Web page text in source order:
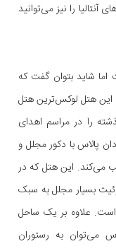
را نیز می‌توانید
شاید بتوان گفت که
این هتل لوکس‌ترین هتل
را در مراسم اهدای
پالاس با دکور مجلل و
می‌کند. این هتل که در
واقع شده از 546 اتاق و سوئیت‌ بسیار مجلل به سبک
علاوه بر یک ساحل
می‌توان به رستوران